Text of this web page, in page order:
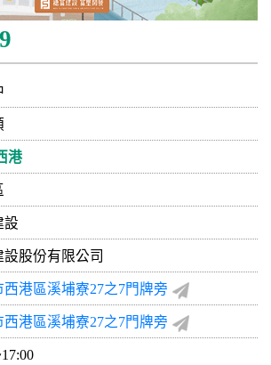
港
設
股份有限公司
西港區溪埔寮27之7門牌旁
西港區溪埔寮27之7門牌旁